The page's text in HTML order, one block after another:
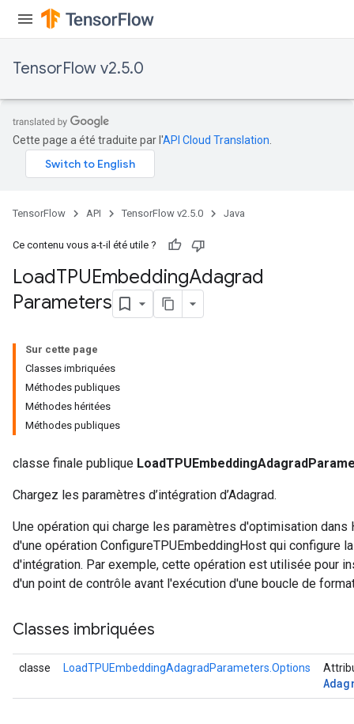
TensorFlow v2.5.0
Cette page a été traduite par l'API Cloud Translation
TensorFlow API TensorFlow v2.5.0 Java
Ce contenu vous a-t-il été utile ?
LoadTPUEmbeddingAdagrad
Parameters
Sur cette page
Classes imbriquées
Méthodes publiques
Méthodes héritées
Méthodes publiques
classe finale publique
Chargez les paramètres d’intégration d’Adagrad.
Une opération qui charge les paramètres d'optimisation
d'une opération ConfigureTPUEmbeddingHost qui configure
d'intégration. Par exemple, cette opération est utilisée pour
d'un point de contrôle avant l'exécution d'une boucle de
Classes imbriquées
classe LoadTPUEmbeddingAdagradParameters.Options